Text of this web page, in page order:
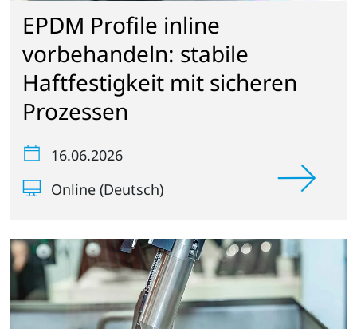
EPDM Profile inline
vorbehandeln: stabile
Haftfestigkeit mit sicheren
Prozessen
16.06.2026
Online (Deutsch)